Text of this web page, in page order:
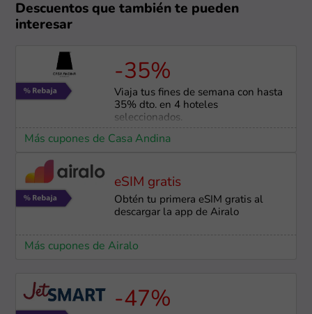
Descuentos que también te pueden
interesar
-35%
Viaja tus fines de semana con hasta
35% dto. en 4 hoteles
seleccionados.
Más cupones de Casa Andina
eSIM gratis
Obtén tu primera eSIM gratis al
descargar la app de Airalo
Más cupones de Airalo
-47%